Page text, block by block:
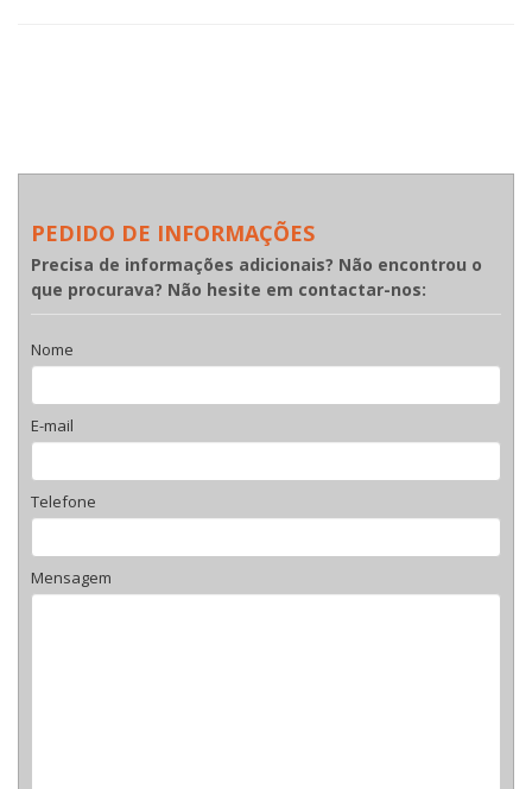
PEDIDO DE INFORMAÇÕES
Precisa de informações adicionais? Não encontrou o
que procurava? Não hesite em contactar-nos:
Nome
E-mail
Telefone
Mensagem